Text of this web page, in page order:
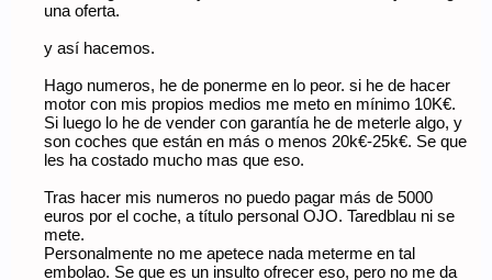
una oferta.
y así hacemos.
Hago numeros, he de ponerme en lo peor. si he de hacer
motor con mis propios medios me meto en mínimo 10K€.
Si luego lo he de vender con garantía he de meterle algo, y
son coches que están en más o menos 20k€-25k€. Se que
les ha costado mucho mas que eso.
Tras hacer mis numeros no puedo pagar más de 5000
euros por el coche, a título personal OJO. Taredblau ni se
mete.
Personalmente no me apetece nada meterme en tal
embolao. Se que es un insulto ofrecer eso, pero no me da